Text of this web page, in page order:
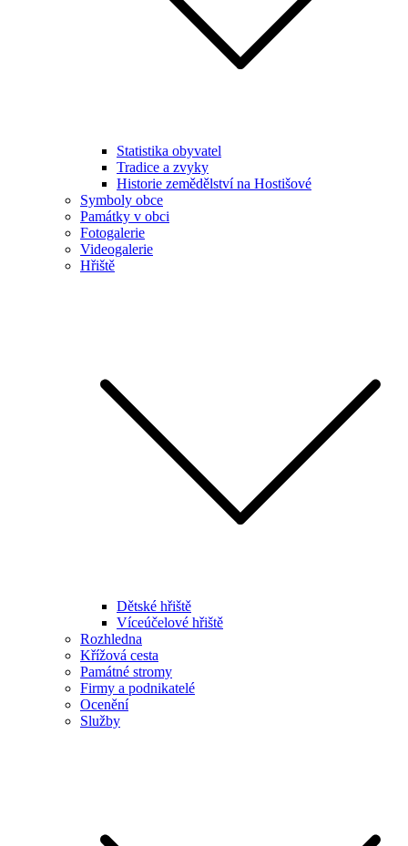
Statistika obyvatel
Tradice a zvyky
Historie zemědělství na Hostišové
Symboly obce
Památky v obci
Fotogalerie
Videogalerie
Hřiště
Dětské hřiště
Víceúčelové hřiště
Rozhledna
Křížová cesta
Památné stromy
Firmy a podnikatelé
Ocenění
Služby